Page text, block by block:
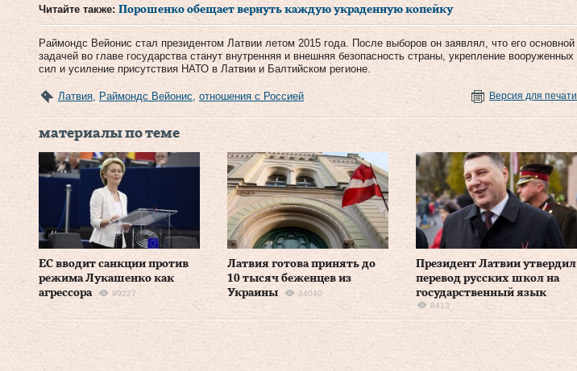
Читайте также: Порошенко обещает вернуть каждую украденную копейку
Раймондс Вейонис стал президентом Латвии летом 2015 года. После выборов он заявлял, что его основной
задачей во главе государства станут внутренняя и внешняя безопасность страны, укрепление вооруженных
сил и усиление присутствия НАТО в Латвии и Балтийском регионе.
Латвия Раймондс Вейонис отношения с Россией Версия для печати
материалы по теме
ЕС вводит санкции против
режима Лукашенко как
агрессора
99227
Латвия готова принять до
10 тысяч беженцев из
Украины
34040
Президент Латвии утвердил
перевод русских школ на
государственный язык
8413